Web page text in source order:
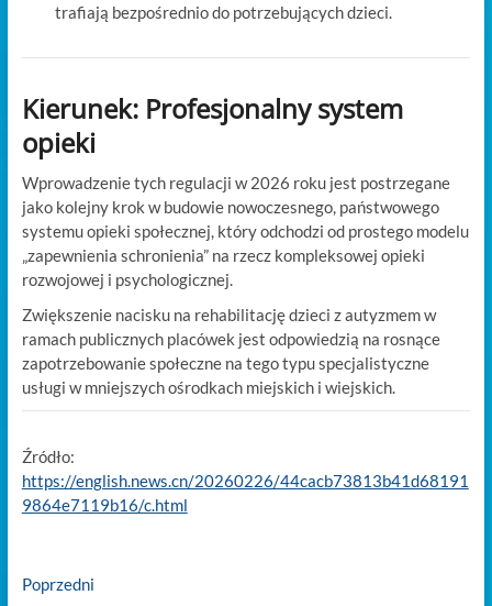
trafiają bezpośrednio do potrzebujących dzieci.
Kierunek: Profesjonalny system
opieki
Wprowadzenie tych regulacji w 2026 roku jest postrzegane
jako kolejny krok w budowie nowoczesnego, państwowego
systemu opieki społecznej, który odchodzi od prostego modelu
„zapewnienia schronienia” na rzecz kompleksowej opieki
rozwojowej i psychologicznej.
Zwiększenie nacisku na rehabilitację dzieci z autyzmem w
ramach publicznych placówek jest odpowiedzią na rosnące
zapotrzebowanie społeczne na tego typu specjalistyczne
usługi w mniejszych ośrodkach miejskich i wiejskich.
Źródło:
https://english.news.cn/20260226/44cacb73813b41d68191
9864e7119b16/c.html
Nawigacja
PoprzedniPrevious